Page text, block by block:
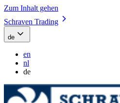
Zum Inhalt gehen
Schraven Trading
de
en
nl
de